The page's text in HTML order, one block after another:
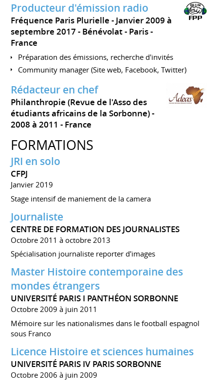
Producteur d'émission radio
Fréquence Paris Plurielle
Janvier 2009 à
septembre 2017 Bénévolat
Paris
France
Préparation des émissions, recherche d'invités
Community manager (Site web, Facebook, Twitter)
Rédacteur en chef
Philanthropie (Revue de l'Asso des
étudiants africains de la Sorbonne)
2008 à 2011 France
FORMATIONS
JRI en solo
CFPJ
Janvier 2019
Stage intensif de maniement de la camera
Journaliste
CENTRE DE FORMATION DES JOURNALISTES
Octobre 2011 à octobre 2013
Spécialisation journaliste reporter d'images
Master Histoire contemporaine des
mondes étrangers
UNIVERSITÉ PARIS I PANTHÉON SORBONNE
Octobre 2009 à juin 2011
Mémoire sur les nationalismes dans le football espagnol
sous Franco
Licence Histoire et sciences humaines
UNIVERSITÉ PARIS IV PARIS SORBONNE
Octobre 2006 à juin 2009